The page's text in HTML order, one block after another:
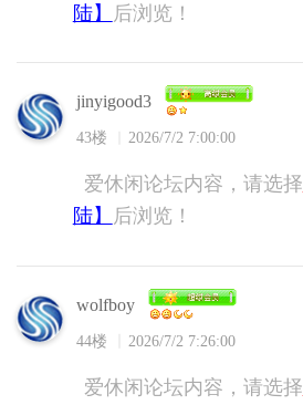
陆】
后浏览！
jinyigood3
43楼 2026/7/2 7:00:00
爱休闲论坛内容，请选择
陆】
后浏览！
wolfboy
44楼 2026/7/2 7:26:00
爱休闲论坛内容，请选择